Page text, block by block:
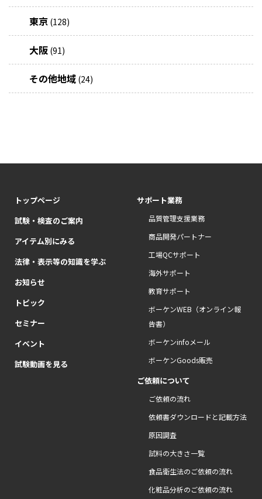
東京 (128)
大阪 (91)
その他地域 (24)
トップページ
試験・検査のご案内
アイテム別にみる
法律・表示等の知識を学ぶ
お知らせ
トピック
セミナー
イベント
試験動画を見る
サポート業務
品質管理支援業務
商品開発パートナー
工場QCサポート
海外サポート
教育サポート
ボーケンWEB（オンライン報
告書）
ボーケンinfoメール
ボーケンGoods販売
ご依頼について
ご依頼の流れ
依頼書ダウンロードと記載方法
原因調査
試料の大きさ一覧
食品衛生法のご依頼の流れ
化粧品分析のご依頼の流れ